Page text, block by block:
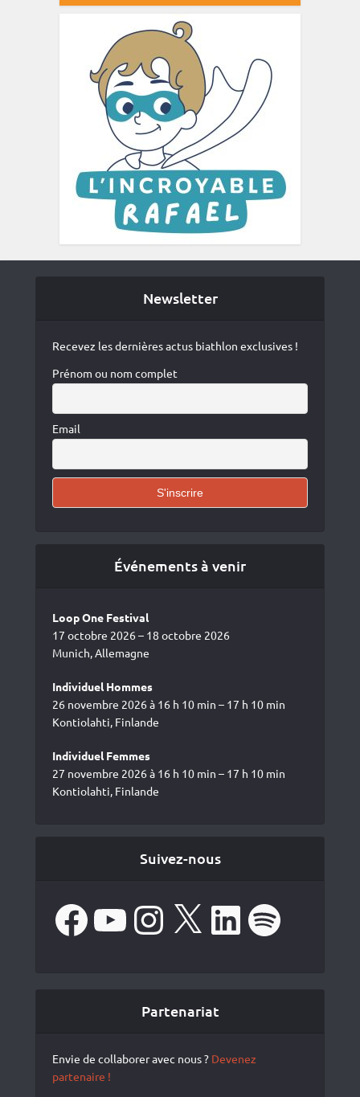
Newsletter
Recevez les dernières actus biathlon exclusives !
Prénom ou nom complet
Email
Événements à venir
Loop One Festival
17 octobre 2026 – 18 octobre 2026
Munich, Allemagne
Individuel Hommes
26 novembre 2026 à 16 h 10 min – 17 h 10 min
Kontiolahti, Finlande
Individuel Femmes
27 novembre 2026 à 16 h 10 min – 17 h 10 min
Kontiolahti, Finlande
Suivez-nous
FacebookYouTube Instagram LinkedIn Spotify
Partenariat
Envie de collaborer avec nous ? Devenez
partenaire !